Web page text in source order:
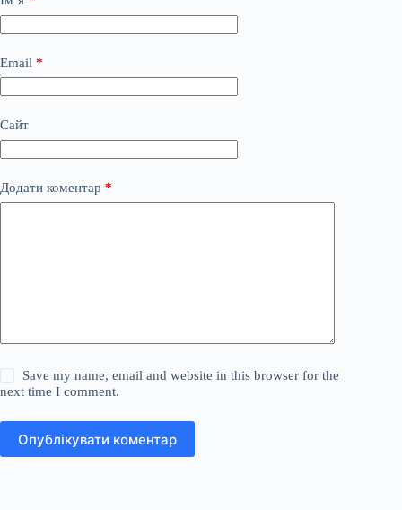
Email *
Сайт
Додати коментар *
Save my name, email and website in this browser for the
next time I comment.
Опублікувати коментар